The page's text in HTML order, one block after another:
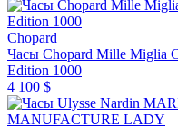
Chopard
Часы Chopard Mille Miglia
Edition 1000
4 100 $